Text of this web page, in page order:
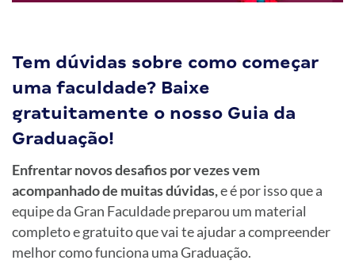
Tem dúvidas sobre como começar
uma faculdade? Baixe
gratuitamente o nosso Guia da
Graduação!
Enfrentar novos desafios por vezes vem
acompanhado de muitas dúvidas,e é por isso que a
equipe da Gran Faculdade preparou um material
completo e gratuito que vai te ajudar a compreender
melhor como funciona uma Graduação.